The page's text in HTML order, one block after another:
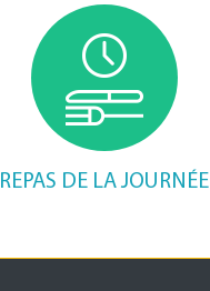
REPAS DE LA JOURNÉE